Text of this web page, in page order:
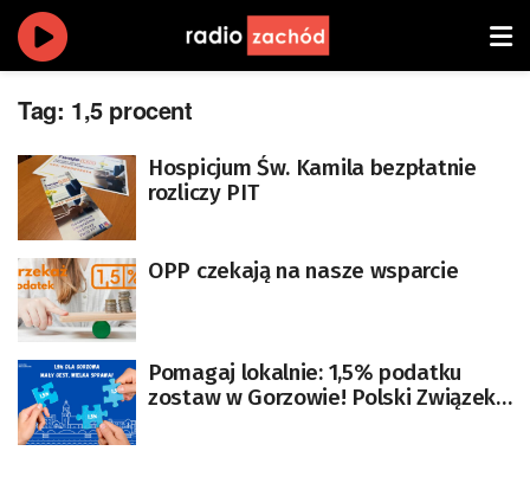
Tag: 1,5 procent
Hospicjum Św. Kamila bezpłatnie
rozliczy PIT
OPP czekają na nasze wsparcie
Pomagaj lokalnie: 1,5% podatku
zostaw w Gorzowie! Polski Związek